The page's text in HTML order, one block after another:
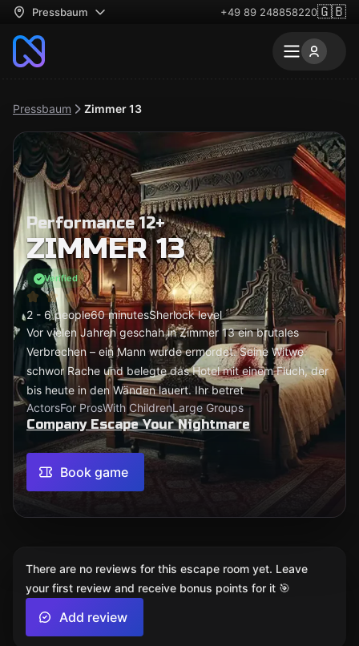
Pressbaum +49 89 248858220🇬🇧
Pressbaum Zimmer 13
Performance 12+
ZIMMER 13
Verified
2 - 6 people60 minutesSherlock level
Vor vielen Jahren geschah in Zimmer 13 ein brutales
Verbrechen – ein Mann wurde ermordet. Seine Witwe
schwor Rache und belegte das Hotel mit einem Fluch, der
bis heute in den Wänden lauert. Ihr betret
ActorsFor ProsWith ChildrenLarge Groups
Company Escape Your Nightmare
Book game
There are no reviews for this escape room yet. Leave
your first review and receive bonus points for it 🎯
Add review